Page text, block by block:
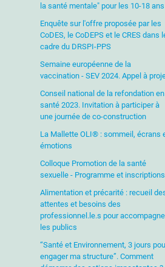
la santé mentale" pour les 10-18 ans
Enquête sur l'offre proposée par les
CoDES, le CoDEPS et le CRES dans
cadre du DRSPI-PPS
Semaine européenne de la
vaccination - SEV 2024. Appel à
Conseil national de la refondation en
santé 2023. Invitation à participer à
une journée de co-construction
La Mallette OLI® : sommeil, écrans
émotions
Colloque Promotion de la santé
sexuelle - Programme et inscriptions
Alimentation et précarité : recueil
attentes et besoins des
professionnel.le.s pour
les publics
“Santé et Environnement, 3 jours
engager ma structure”. Comment